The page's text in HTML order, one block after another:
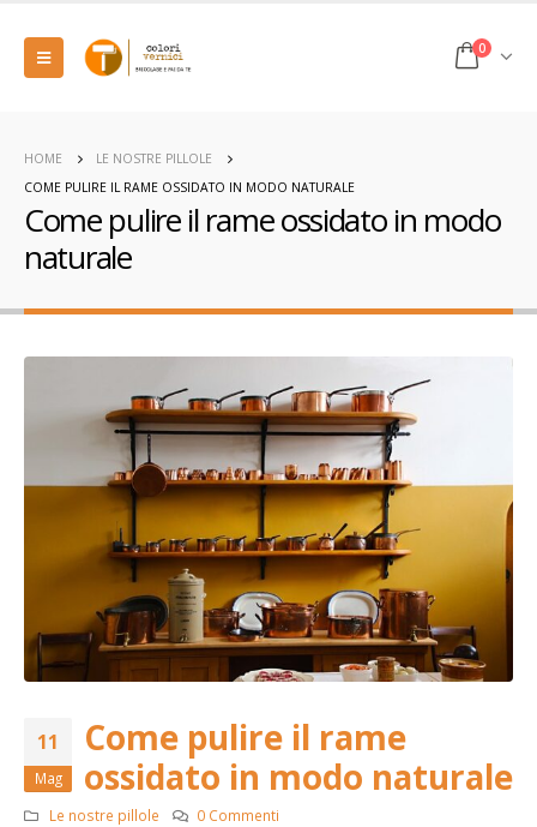
0
HOME
LE NOSTRE PILLOLE
COME PULIRE IL RAME OSSIDATO IN MODO NATURALE
Come pulire il rame ossidato in modo
naturale
11
Mag
Come pulire il rame
ossidato in modo naturale
Le nostre pillole 0 Commenti